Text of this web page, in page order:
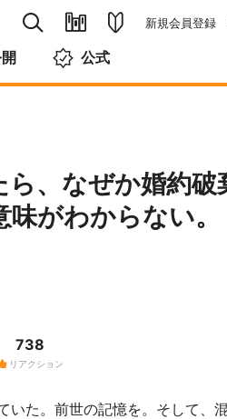
新規会員登録
公式
、なぜか婚約破
がわからない。
リアクション
738
いた。前世の記憶を。そして、